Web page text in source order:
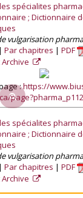
spécialites
; Dictionnaire
vulgarisation
Par chapitres
PDF
:https://
spécialites
; Dictionnaire
vulgarisation
Par chapitres
PDF